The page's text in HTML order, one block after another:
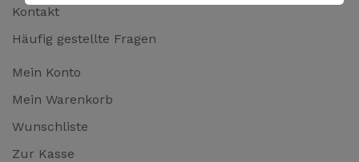
Kontakt
Häufig gestellte Fragen
Mein Konto
Mein Warenkorb
Wunschliste
Zur Kasse